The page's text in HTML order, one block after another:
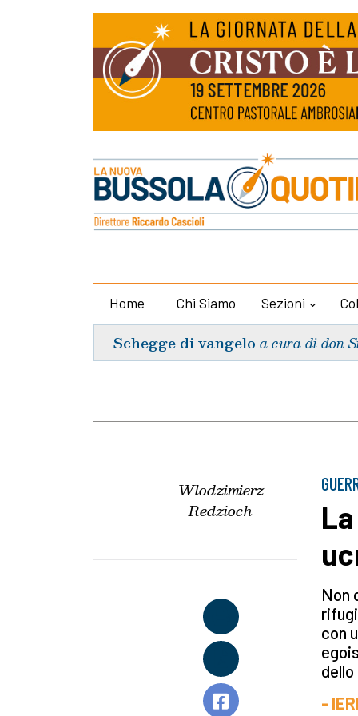
Home Chi Siamo Sezioni
Schegge di vangelo a cura di don
Wlodzimierz
Redzioch
Non
con
-